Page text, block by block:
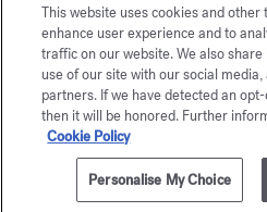
Tous droits
/ EUR
This website uses cookies and
enhance user experience and to
traffic on our website. We also
use of our site with our social
partners. If we have detected an
then it will be honored. Further
Cookie Policy
Personalise My Choice